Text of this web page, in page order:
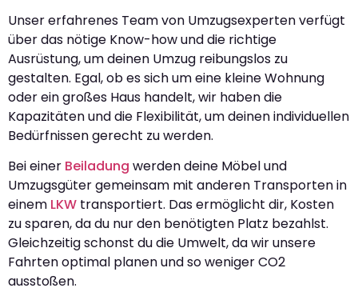
Unser erfahrenes Team von Umzugsexperten verfügt
über das nötige Know-how und die richtige
Ausrüstung, um deinen Umzug reibungslos zu
gestalten. Egal, ob es sich um eine kleine Wohnung
oder ein großes Haus handelt, wir haben die
Kapazitäten und die Flexibilität, um deinen individuellen
Bedürfnissen gerecht zu werden.
Bei einer Beiladung werden deine Möbel und
Umzugsgüter gemeinsam mit anderen Transporten in
einem LKW transportiert. Das ermöglicht dir, Kosten
zu sparen, da du nur den benötigten Platz bezahlst.
Gleichzeitig schonst du die Umwelt, da wir unsere
Fahrten optimal planen und so weniger CO2
ausstoßen.